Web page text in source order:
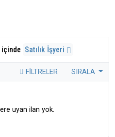
içinde Satılık İşyeri
FILTRELER SIRALA
uyan ilan yok.